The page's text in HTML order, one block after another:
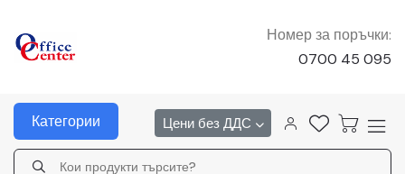
Номер за поръчки:
0700 45 095
Категории Цени без ДДС